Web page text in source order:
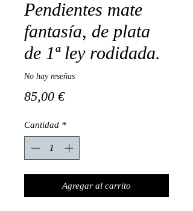
Pendientes mate
fantasía, de plata
de 1ª ley rodidada.
No hay reseñas
85,00 €Precio
Cantidad *
Agregar al carrito